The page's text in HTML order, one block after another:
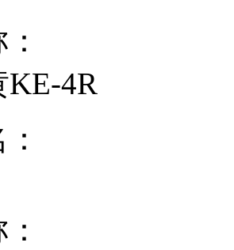
4R